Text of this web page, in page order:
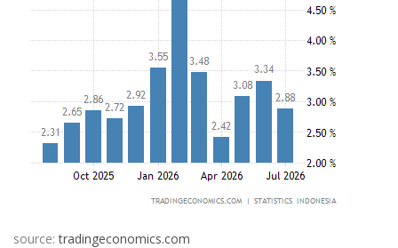
source:tradingeconomics.com